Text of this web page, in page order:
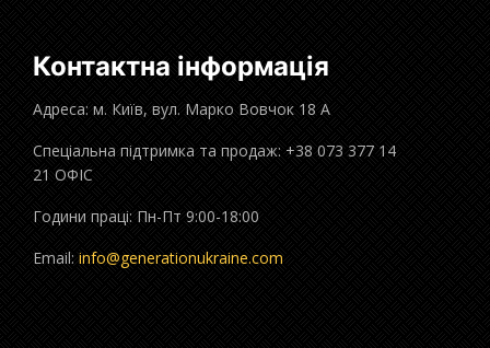
Контактна інформація
Адреса: м. Київ, вул. Марко Вовчок 18 А
Спеціальна підтримка та продаж: +38 073 377 14
21 ОФІС
Години праці: Пн-Пт 9:00-18:00
Email: info@generationukraine.com